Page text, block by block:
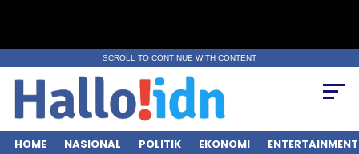
SCROLL TO CONTINUE WITH CONTENT
HOME NASIONAL POLITIK EKONOMI ENTERTAINMENT